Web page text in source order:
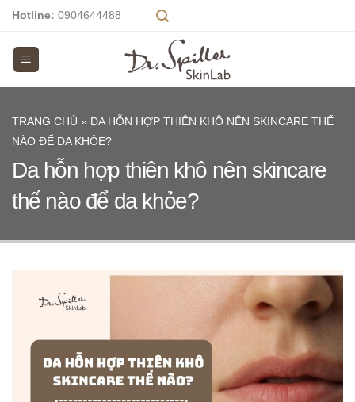
Skip
content
Hotline: 0904644488
TRANG CHỦ » DA HỖN HỢP THIÊN KHÔ NÊN SKINCARE THẾ
NÀO ĐỂ DA KHỎE?
Da hỗn hợp thiên khô nên skincare
thế nào để da khỏe?